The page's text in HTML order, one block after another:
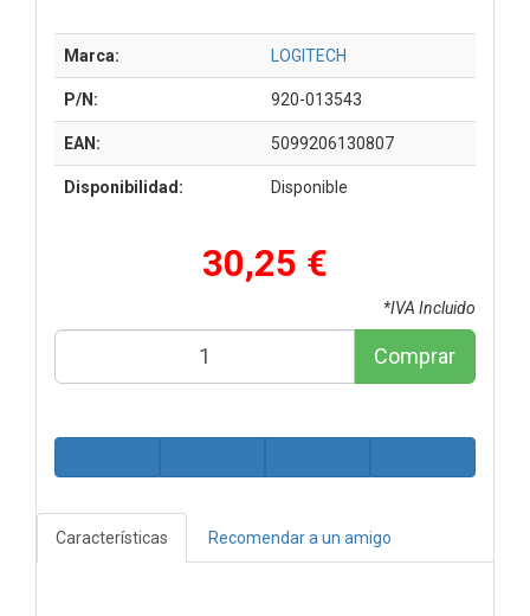
Marca: LOGITECH
P/N: 920-013543
EAN: 5099206130807
Disponibilidad: Disponible
30,25 €
*IVA Incluido
Comprar
Características Recomendar a un amigo